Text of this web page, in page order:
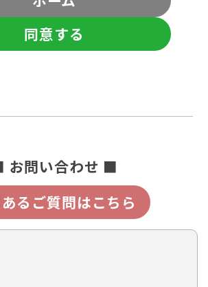
同意する
お問い合わせ ■
るご質問はこちら